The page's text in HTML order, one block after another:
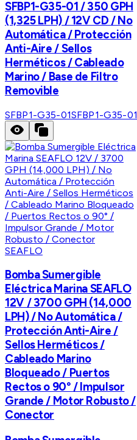
SFBP1-G35-01 / 350 GPH
(1,325 LPH) / 12V CD / No
Automática / Protección
Anti-Aire / Sellos
Herméticos / Cableado
Marino / Base de Filtro
Removible
SFBP1-G35-01SFBP1-G35-01
SEAFLO
Bomba Sumergible
Eléctrica Marina SEAFLO
12V / 3700 GPH (14,000
LPH) / No Automática /
Protección Anti-Aire /
Sellos Herméticos /
Cableado Marino
Bloqueado / Puertos
Rectos o 90° / Impulsor
Grande / Motor Robusto /
Conector